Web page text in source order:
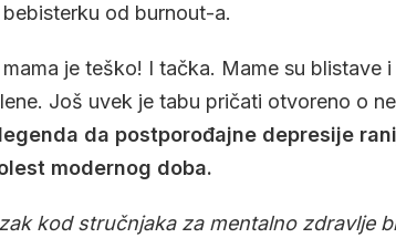
od burnout-a.
je teško! I tačka. Mame su blistave
Još uvek je tabu pričati otvoreno o
da postporođajne depresije
modernog doba.
kod stručnjaka za mentalno zdravlje